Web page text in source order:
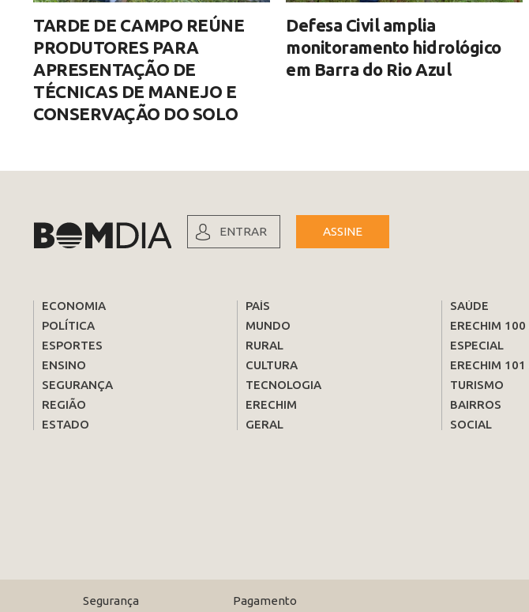
TARDE DE CAMPO REÚNE
PRODUTORES PARA
APRESENTAÇÃO DE
TÉCNICAS DE MANEJO E
CONSERVAÇÃO DO SOLO
Defesa Civil amplia
monitoramento hidrológico
em Barra do Rio Azul
ENTRAR ASSINE
ECONOMIA
POLÍTICA
ESPORTES
ENSINO
SEGURANÇA
REGIÃO
ESTADO
PAÍS
MUNDO
RURAL
CULTURA
TECNOLOGIA
ERECHIM
GERAL
SAÚDE
ERECHIM 100
ESPECIAL
ERECHIM 101
TURISMO
BAIRROS
SOCIAL
Segurança Pagamento